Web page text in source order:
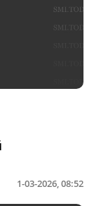
1-03-2026, 08:52